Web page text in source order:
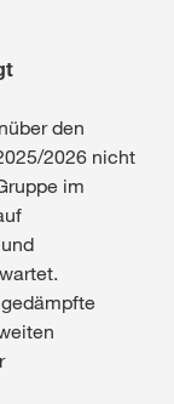
den
2026 nicht
im